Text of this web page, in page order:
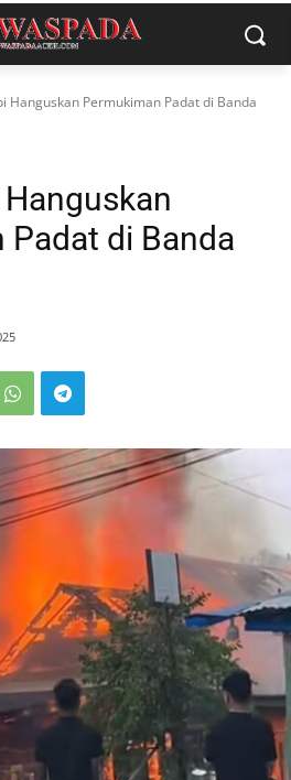
Hanguskan Permukiman Padat di Banda
Padat di Banda